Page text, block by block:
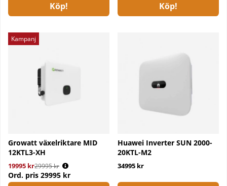
Köp! Köp!
Kampanj
Growatt växelriktare MID
12KTL3-XH
19995 kr
Ordinarie pris:
29995 kr
Ord. pris 29995 kr
Huawei Inverter SUN 2000-
20KTL-M2
34995 kr